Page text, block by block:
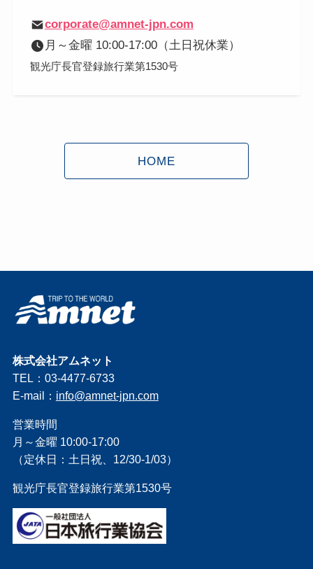
corporate@amnet-jpn.com
月～金曜 10:00-17:00（土日祝休業）
観光庁長官登録旅行業第1530号
HOME
株式会社アムネット
TEL：03-4477-6733
E-mail： info@amnet-jpn.com
営業時間
月～金曜 10:00-17:00
（定休日：土日祝、12/30-1/03）
観光庁長官登録旅行業第1530号